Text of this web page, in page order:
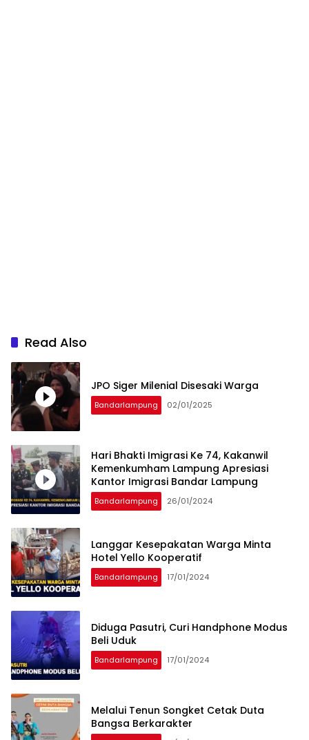
Read Also
JPO Siger Milenial Disesaki Warga
Bandarlampung 02/01/2025
Hari Bhakti Imigrasi Ke 74, Kakanwil
Kemenkumham Lampung Apresiasi
Kantor Imigrasi Bandar Lampung
Bandarlampung 26/01/2024
Langgar Kesepakatan Warga Minta
Hotel Yello Kooperatif
Bandarlampung 17/01/2024
Diduga Pasutri, Curi Handphone Modus
Beli Uduk
Bandarlampung 17/01/2024
Melalui Tenun Songket Cetak Duta
Bangsa Berkarakter